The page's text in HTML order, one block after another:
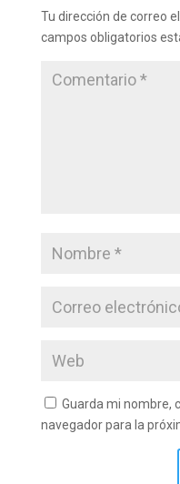
Tu dirección de correo
campos obligatorios
Guarda mi nombre,
navegador para la